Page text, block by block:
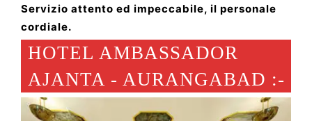
Servizio attento ed impeccabile, il personale
cordiale.
HOTEL AMBASSADOR
AJANTA - AURANGABAD :-